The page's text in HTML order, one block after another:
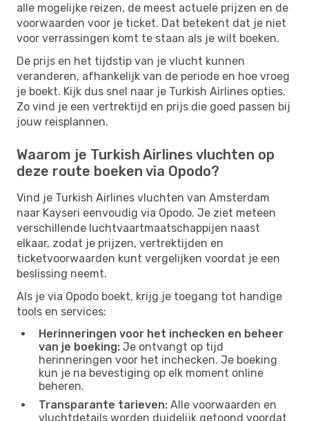
alle mogelijke reizen, de meest actuele prijzen en de
voorwaarden voor je ticket. Dat betekent dat je niet
voor verrassingen komt te staan als je wilt boeken.
De prijs en het tijdstip van je vlucht kunnen
veranderen, afhankelijk van de periode en hoe vroeg
je boekt. Kijk dus snel naar je Turkish Airlines opties.
Zo vind je een vertrektijd en prijs die goed passen bij
jouw reisplannen.
Waarom je Turkish Airlines vluchten op
deze route boeken via Opodo?
Vind je Turkish Airlines vluchten van Amsterdam
naar Kayseri eenvoudig via Opodo. Je ziet meteen
verschillende luchtvaartmaatschappijen naast
elkaar, zodat je prijzen, vertrektijden en
ticketvoorwaarden kunt vergelijken voordat je een
beslissing neemt.
Als je via Opodo boekt, krijg je toegang tot handige
tools en services:
Herinneringen voor het inchecken en beheer
van je boeking: Je ontvangt op tijd
herinneringen voor het inchecken. Je boeking
kun je na bevestiging op elk moment online
beheren.
Transparante tarieven: Alle voorwaarden en
vluchtdetails worden duidelijk getoond voordat